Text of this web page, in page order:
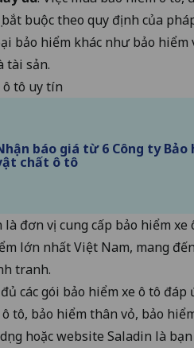
bắt buộc theo quy định của
bảo hiểm khác như bảo
tài sản.
tô uy tín
báo giá từ 6 Công ty Bảo
chất ô tô
đơn vị cung cấp bảo hiểm
lớn nhất Việt Nam, mang
tranh.
các gói bảo hiểm xe ô tô
tô, bảo hiểm thân vỏ, bảo
hoặc website Saladin là